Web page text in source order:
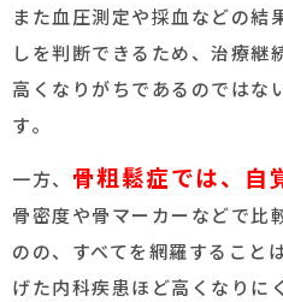
また血圧測定や採血などの結
しを判断できるため、治療継
高くなりがちであるのではな
す。
一方、 骨粗鬆症では、自
骨密度や骨マーカーなどで比
のの、すべてを網羅すること
げた内科疾患ほど高くなりに